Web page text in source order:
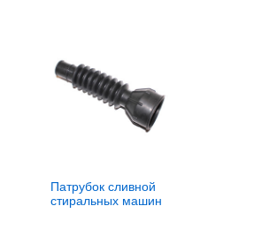
Патрубок сливной
стиральных машин